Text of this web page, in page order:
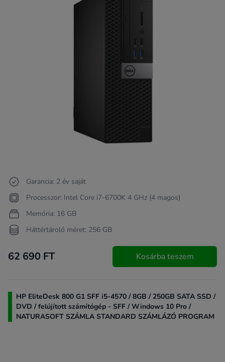
Garancia: 2 év saját
Processzor: Intel Core i7-6700K 4 GHz (4 magos)
Memória: 16 GB
Háttértároló méret: 256 GB
62 690 FT Kosárba teszem
HP EliteDesk 800 G1 SFF i5-4570 / 8GB / 250GB SATA SSD /
DVD / felújított számítógép - SFF / Windows 10 Pro /
NATURASOFT SZÁMLA STANDARD SZÁMLÁZÓ PROGRAM